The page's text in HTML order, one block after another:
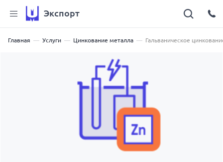
Экспорт
Главная Услуги Цинкование металла Гальваническое